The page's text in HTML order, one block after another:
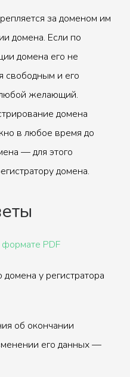
за доменом им
домена. Если по
домена его не
свободным и его
желающий.
домена
в любое время до
— для этого
домена.
формате PDF
у регистратора
об окончании
его данных —